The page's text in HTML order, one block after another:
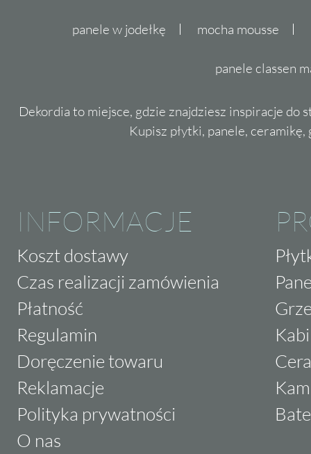
panele w jodełkę mocha mousse
panele classen
Dekordia to miejsce, gdzie znajdziesz inspiracje do
Kupisz płytki, panele,
INFORMACJE
Koszt dostawy
Czas realizacji zamówienia
Płatność
Regulamin
Doręczenie towaru
Reklamacje
Polityka prywatności
O nas